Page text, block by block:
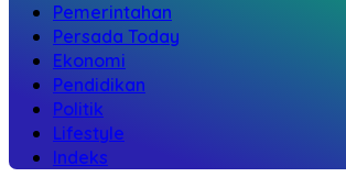
Pemerintahan
Persada Today
Ekonomi
Pendidikan
Politik
Lifestyle
Indeks